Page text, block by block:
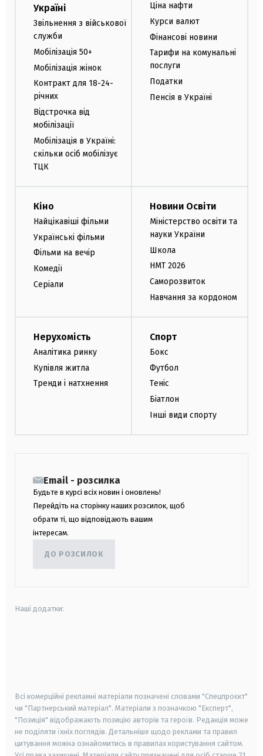
Україні
Звільнення з військової
служби
Мобілізація 50+
Мобілізація жінок
Контракт для 18-24-
річних
Відстрочка від
мобілізації
Мобілізація в Україні:
скільки осіб мобілізує
ТЦК
Ціна нафти
Курси валют
Фінансові новини
Тарифи на комунальні
послуги
Податки
Пенсія в Україні
Кіно
Найцікавіші фільми
Українські фільми
Фільми на вечір
Комедії
Серіали
Новини Освіти
Міністерство освіти та
науки України
Школа
НМТ 2026
Саморозвиток
Навчання за кордоном
Нерухомість
Аналітика ринку
Купівля житла
Тренди і натхнення
Спорт
Бокс
Футбол
Теніс
Біатлон
Інші види спорту
Email - розсилка
Будьте в курсі всіх новин і оновлень!
Перейдіть на сторінку наших розсилок, щоб
обрати ті, що відповідають вашим
інтересам.
ДО РОЗСИЛОК
Наші додатки:
Всі комерційні рекламні матеріали позначені словами "Спецпроєкт"
чи "Партнерський матеріал". Матеріали з позначкою "Експерт",
"Позиція" відображають позицію авторів та героїв. Редакція може
не поділяти їхніх поглядів. Детальніше щодо реклами та правил
цитування можна ознайомитись в правилах користування сайтом.